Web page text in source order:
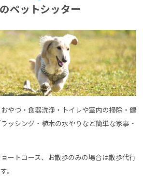
ペットシッター
やつ・食器洗浄・トイレや室内の掃除・健
ッシング・植木の水やりなど簡単な家事・
ートコース、お散歩のみの場合は散歩代行
。